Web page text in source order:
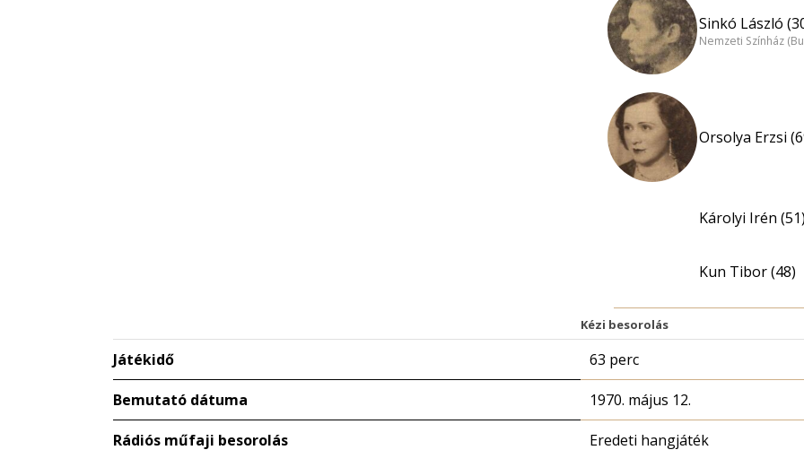
Sinkó László
Nemzeti Színház
Orsolya Erzsi
Károlyi Irén (51)
Kun Tibor (48)
Kézi besorolás
Játékidő 63 perc
Bemutató dátuma 1970. május 12.
Rádiós műfaji besorolás Eredeti hangjáték